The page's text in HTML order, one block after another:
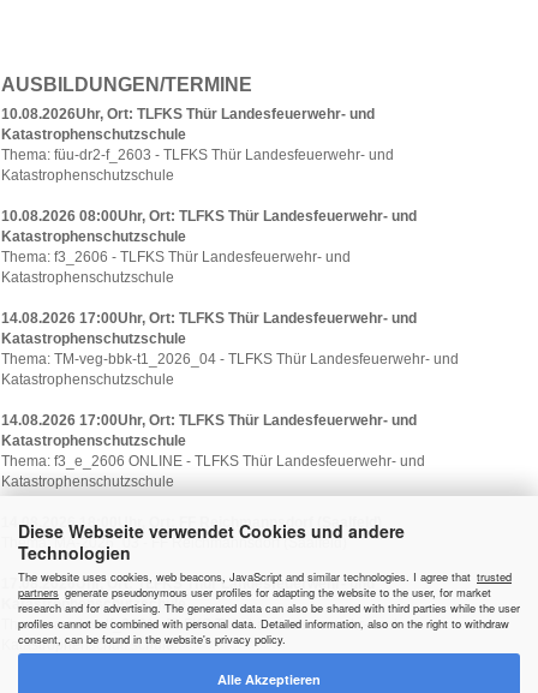
Diese Webseite verwendet Cookies und andere
Technologien
The website uses cookies, web beacons, JavaScript and similar technologies. I agree that trusted
partners generate pseudonymous user profiles for adapting the website to the user, for market
research and for advertising. The generated data can also be shared with third parties while the user
profiles cannot be combined with personal data. Detailed information, also on the right to withdraw
consent, can be found in the website's privacy policy.
Alle Akzeptieren
AUSBILDUNGEN/TERMINE
10.08.2026Uhr, Ort: TLFKS Thür Landesfeuerwehr- und
Katastrophenschutzschule
Thema: füu-dr2-f_2603 - TLFKS Thür Landesfeuerwehr- und
Katastrophenschutzschule
10.08.2026 08:00Uhr, Ort: TLFKS Thür Landesfeuerwehr- und
Katastrophenschutzschule
Thema: f3_2606 - TLFKS Thür Landesfeuerwehr- und
Katastrophenschutzschule
14.08.2026 17:00Uhr, Ort: TLFKS Thür Landesfeuerwehr- und
Katastrophenschutzschule
Thema: TM-veg-bbk-t1_2026_04 - TLFKS Thür Landesfeuerwehr- und
Katastrophenschutzschule
14.08.2026 17:00Uhr, Ort: TLFKS Thür Landesfeuerwehr- und
Katastrophenschutzschule
Thema: f3_e_2606 ONLINE - TLFKS Thür Landesfeuerwehr- und
Katastrophenschutzschule
14.08.2026 18:00Uhr, Ort: FF Reichmannsdorf (Saalfeld)
Thema: MA-2026_03 - FF Reichmannsdorf (Saalfeld)
17.08.2026Uhr, Ort: TLFKS Thür Landesfeuerwehr- und
Katastrophenschutzschule
Thema: ma-katslf_2601 - TLFKS Thür Landesfeuerwehr- und
Katastrophenschutzschule